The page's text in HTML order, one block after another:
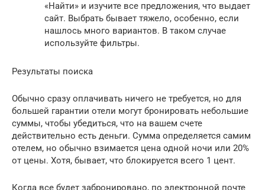
«Найти» и изучите все предложения, что выдает
сайт. Выбрать бывает тяжело, особенно, если
нашлось много вариантов. В таком случае
используйте фильтры.
Результаты поиска
Обычно сразу оплачивать ничего не требуется, но для
большей гарантии отели могут бронировать небольшие
суммы, чтобы убедиться, что на вашем счете
действительно есть деньги. Сумма определяется самим
отелем, но обычно взимается цена одной ночи или 20%
от цены. Хотя, бывает, что блокируется всего 1 цент.
Когда все будет забронировано, по электронной почте